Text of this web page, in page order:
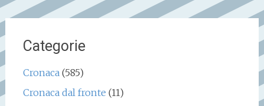
Categorie
Cronaca(585)
Cronaca dal fronte (11)